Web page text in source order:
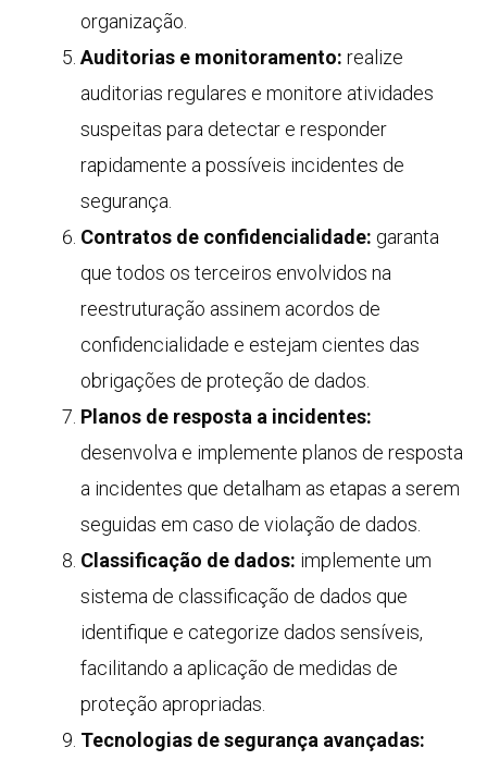
organização.
Auditorias e monitoramento: realize
auditorias regulares e monitore atividades
suspeitas para detectar e responder
rapidamente a possíveis incidentes de
segurança.
Contratos de confidencialidade: garanta
que todos os terceiros envolvidos na
reestruturação assinem acordos de
confidencialidade e estejam cientes das
obrigações de proteção de dados.
Planos de resposta a incidentes:
desenvolva e implemente planos de resposta
a incidentes que detalham as etapas a serem
seguidas em caso de violação de dados.
Classificação de dados: implemente um
sistema de classificação de dados que
identifique e categorize dados sensíveis,
facilitando a aplicação de medidas de
proteção apropriadas.
Tecnologias de segurança avançadas: